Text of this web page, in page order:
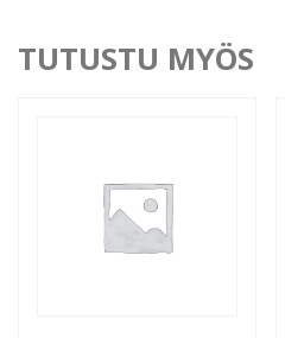
TUTUSTU MYÖS